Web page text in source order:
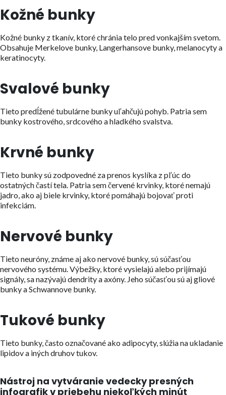
Kožné bunky
Kožné bunky z tkanív, ktoré chránia telo pred vonkajším svetom.
Obsahuje Merkelove bunky, Langerhansove bunky, melanocyty a
keratinocyty.
Svalové bunky
Tieto predĺžené tubulárne bunky uľahčujú pohyb. Patria sem
bunky kostrového, srdcového a hladkého svalstva.
Krvné bunky
Tieto bunky sú zodpovedné za prenos kyslíka z pľúc do
ostatných častí tela. Patria sem červené krvinky, ktoré nemajú
jadro, ako aj biele krvinky, ktoré pomáhajú bojovať proti
infekciám.
Nervové bunky
Tieto neuróny, známe aj ako nervové bunky, sú súčasťou
nervového systému. Výbežky, ktoré vysielajú alebo prijímajú
signály, sa nazývajú dendrity a axóny. Jeho súčasťou sú aj gliové
bunky a Schwannove bunky.
Tukové bunky
Tieto bunky, často označované ako adipocyty, slúžia na ukladanie
lipidov a iných druhov tukov.
Nástroj na vytváranie vedecky presných
infografik v priebehu niekoľkých minút